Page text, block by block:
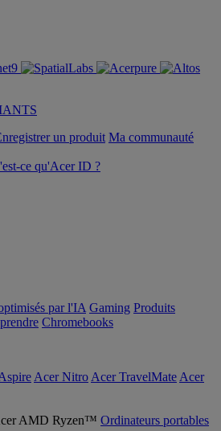
un produit Ma communauté
ce qu'Acer ID ?
par l'IA Gaming Produits
Chromebooks
Acer Nitro Acer TravelMate Acer
Ordinateurs portables